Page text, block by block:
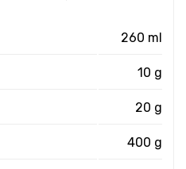
260 ml
10 g
20 g
400 g